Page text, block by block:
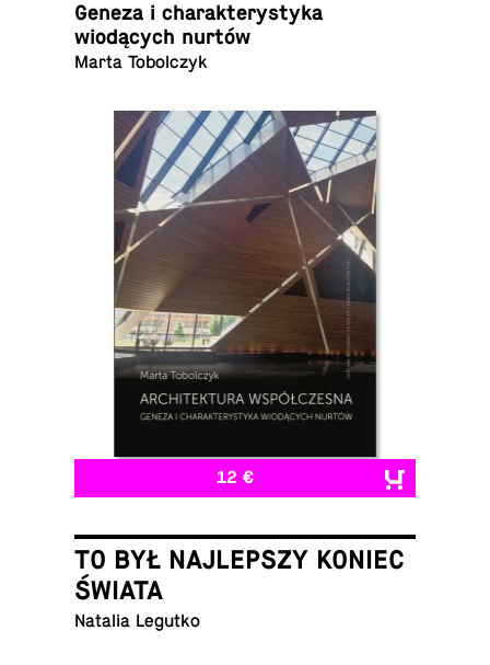
Geneza i charak­terystyka
wiodących nurtów
Marta Tobolczyk
12 €
TO BYŁ NAJLEPSZY KONIEC
ŚWIATA
Natalia Legutko